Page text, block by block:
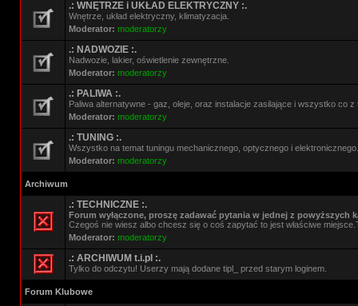
.: WNĘTRZE i UKŁAD ELEKTRYCZNY :.
Wnętrze, układ elektryczny, klimatyzacja.
Moderator: moderatorzy
.: NADWOZIE :.
Nadwozie, lakier, oświetlenie zewnętrzne.
Moderator: moderatorzy
.: PALIWA :.
Paliwa alternatywne - gaz, oleje, oraz instalacje zasilające i wszystko co z
Moderator: moderatorzy
.: TUNING :.
Wszystko na temat tuningu mechanicznego, optycznego i elektronicznego.
Moderator: moderatorzy
Archiwum
.: TECHNICZNE :.
Forum wyłączone, proszę zadawać pytania w jednej z powyższych
Czegoś nie wiesz albo chcesz się o coś zapytać to jest właściwe
Moderator: moderatorzy
.: ARCHIWUM t.i.pl :.
Tylko do odczytu! Userzy mają dodane tipl_ przed starym loginem.
Forum Klubowe